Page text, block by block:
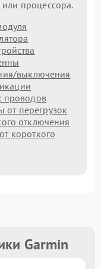
или процессора.
выключения
проводов
от перегрузок
отключения
короткого
Garmin